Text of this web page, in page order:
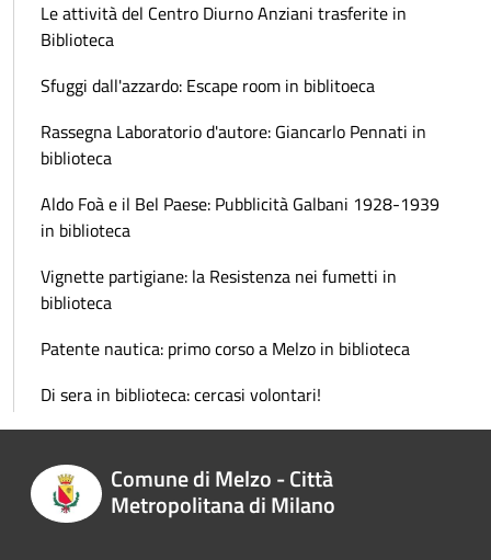
Le attività del Centro Diurno Anziani trasferite in
Biblioteca
Sfuggi dall'azzardo: Escape room in biblitoeca
Rassegna Laboratorio d'autore: Giancarlo Pennati in
biblioteca
Aldo Foà e il Bel Paese: Pubblicità Galbani 1928-1939
in biblioteca
Vignette partigiane: la Resistenza nei fumetti in
biblioteca
Patente nautica: primo corso a Melzo in biblioteca
Di sera in biblioteca: cercasi volontari!
Comune di Melzo - Città
Metropolitana di Milano